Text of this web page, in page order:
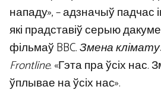
нападу», – адзначыў падчас
які прадставіў серыю
фільмаў BBC.Змена
Frontline. «Гэта пра ўсіх нас.
ўплывае на ўсіх нас».